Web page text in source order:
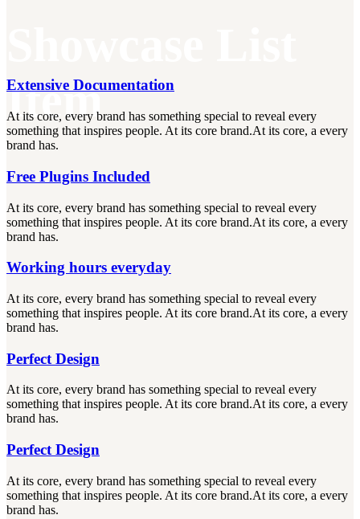
Item
Extensive Documentation
At its core, every brand has something special to reveal every
something that inspires people. At its core brand.At its core, a every
brand has.
Free Plugins Included
At its core, every brand has something special to reveal every
something that inspires people. At its core brand.At its core, a every
brand has.
Working hours everyday
At its core, every brand has something special to reveal every
something that inspires people. At its core brand.At its core, a every
brand has.
Perfect Design
At its core, every brand has something special to reveal every
something that inspires people. At its core brand.At its core, a every
brand has.
Perfect Design
At its core, every brand has something special to reveal every
something that inspires people. At its core brand.At its core, a every
brand has.